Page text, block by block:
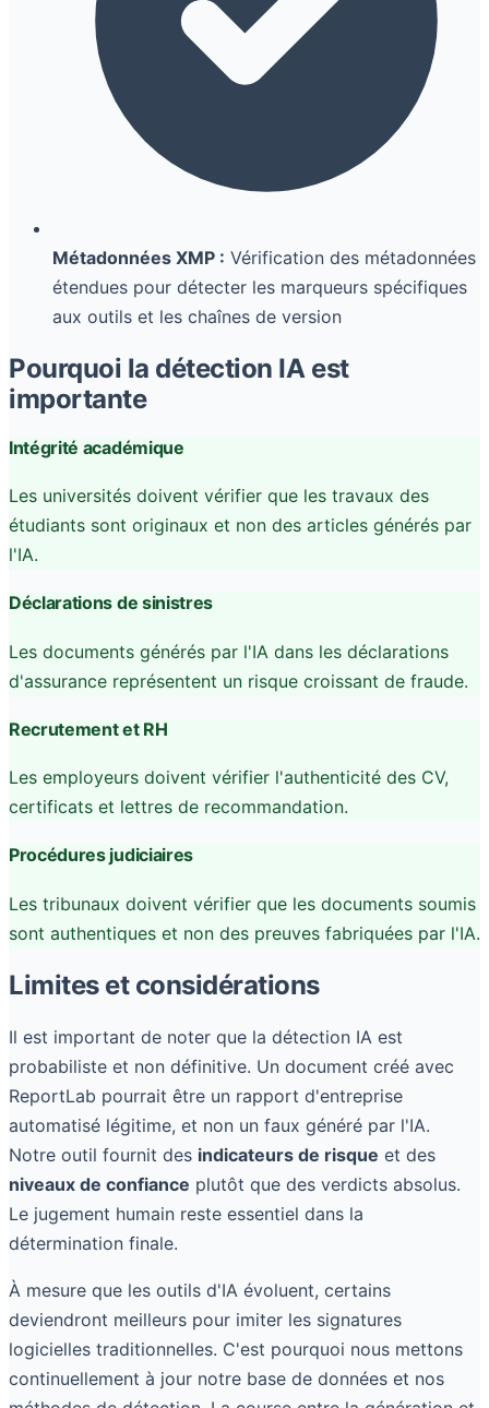
Métadonnées XMP : Vérification des métadonnées
étendues pour détecter les marqueurs spécifiques
aux outils et les chaînes de version
Pourquoi la détection IA est
importante
Intégrité académique
Les universités doivent vérifier que les travaux des
étudiants sont originaux et non des articles générés par
l'IA.
Déclarations de sinistres
Les documents générés par l'IA dans les déclarations
d'assurance représentent un risque croissant de fraude.
Recrutement et RH
Les employeurs doivent vérifier l'authenticité des CV,
certificats et lettres de recommandation.
Procédures judiciaires
Les tribunaux doivent vérifier que les documents soumis
sont authentiques et non des preuves fabriquées par l'IA.
Limites et considérations
Il est important de noter que la détection IA est
probabiliste et non définitive. Un document créé avec
ReportLab pourrait être un rapport d'entreprise
automatisé légitime, et non un faux généré par l'IA.
Notre outil fournit des indicateurs de risque et des
niveaux de confiance plutôt que des verdicts absolus.
Le jugement humain reste essentiel dans la
détermination finale.
À mesure que les outils d'IA évoluent, certains
deviendront meilleurs pour imiter les signatures
logicielles traditionnelles. C'est pourquoi nous mettons
continuellement à jour notre base de données et nos